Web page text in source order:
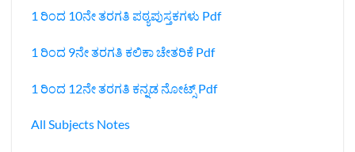
1 ರಿಂದ 10ನೇ ತರಗತಿ ಪಠ್ಯಪುಸ್ತಕಗಳು Pdf
1 ರಿಂದ 9ನೇ ತರಗತಿ ಕಲಿಕಾ ಚೇತರಿಕೆ Pdf
1 ರಿಂದ 12ನೇ ತರಗತಿ ಕನ್ನಡ ನೋಟ್ಸ್‌ Pdf
All Subjects Notes